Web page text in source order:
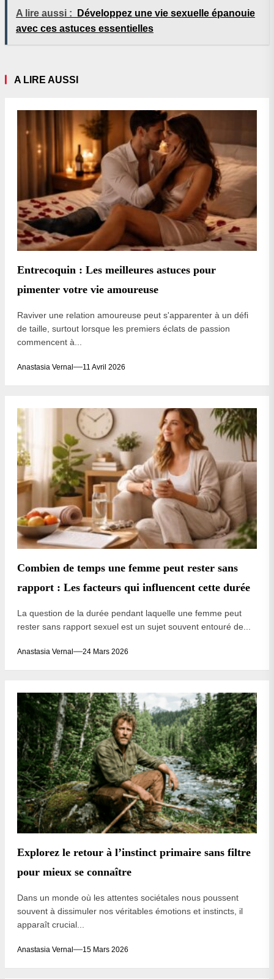
A lire aussi :
Développez une vie sexuelle épanouie
avec ces astuces essentielles
A LIRE AUSSI
Entrecoquin : Les meilleures astuces pour
pimenter votre vie amoureuse
Raviver une relation amoureuse peut s'apparenter à un défi
de taille, surtout lorsque les premiers éclats de passion
commencent à...
Anastasia Vernal 11 Avril 2026
Combien de temps une femme peut rester sans
rapport : Les facteurs qui influencent cette durée
La question de la durée pendant laquelle une femme peut
rester sans rapport sexuel est un sujet souvent entouré de...
Anastasia Vernal 24 Mars 2026
Explorez le retour à l’instinct primaire sans filtre
pour mieux se connaître
Dans un monde où les attentes sociétales nous poussent
souvent à dissimuler nos véritables émotions et instincts, il
apparaît crucial...
Anastasia Vernal 15 Mars 2026